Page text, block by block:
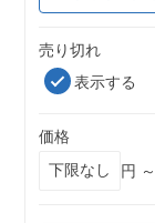
売り切れ
表示する
価格
円 ～